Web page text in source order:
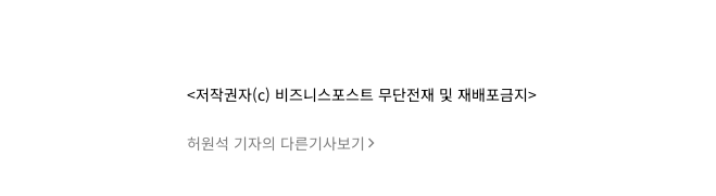
<저작권자(c) 비즈니스포스트 무단전재 및 재배포금지>
허원석 기자의 다른기사보기